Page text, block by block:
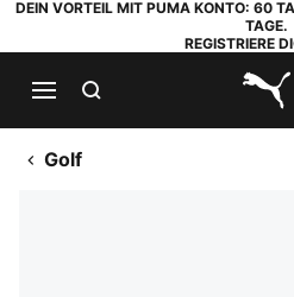
DEIN VORTEIL MIT PUMA KONTO: 60
TAGE.
REGISTRIERE
Golf